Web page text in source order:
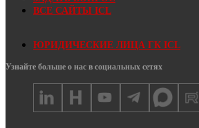
ВСЕ САЙТЫ ICL
ЮРИДИЧЕСКИЕ ЛИЦА ГК ICL
Узнайте больше о нас в социальных сетях